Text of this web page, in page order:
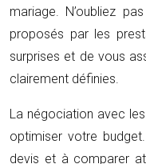
mariage. N’oubliez
proposés par les
surprises et de vous
clairement définies.
La négociation avec
optimiser votre
devis et à comparer